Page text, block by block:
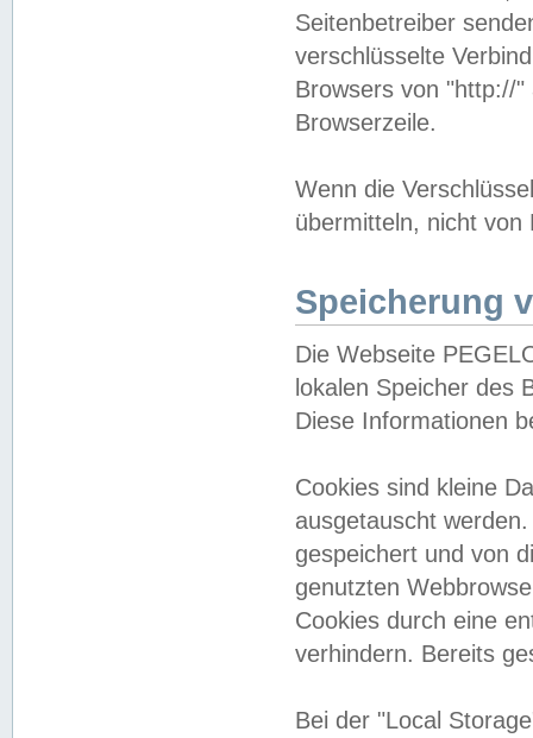
Seitenbetreiber
verschlüsselte
Browsers von "http://
Browserzeile.
Wenn die
übermitteln, nicht von
Speicherung
Die Webseite
lokalen Speicher des
Diese Informationen
Cookies sind kleine
ausgetauscht
gespeichert und von
genutzten
Cookies durch eine
verhindern. Bereits
Bei der "Local